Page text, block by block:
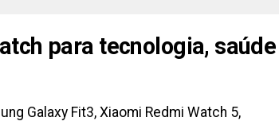
para tecnologia, saúde
Galaxy Fit3, Xiaomi Redmi Watch 5,